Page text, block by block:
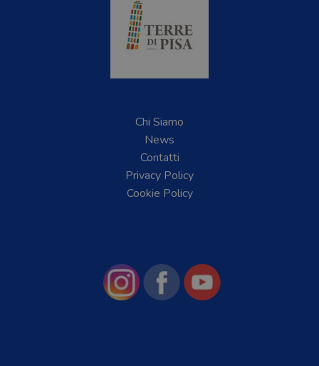
Chi Siamo
News
Contatti
Privacy Policy
Cookie Policy